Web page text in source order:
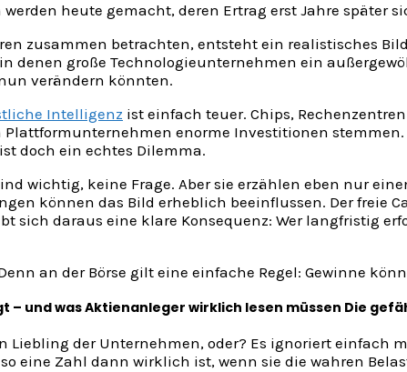
heute gemacht, deren Ertrag erst Jahre später
zusammen betrachten, entsteht ein realistisches
denen große Technologieunternehmen ein
verändern könnten.
Intelligenz ist einfach teuer. Chips,
Plattformunternehmen enorme Investitionen
doch ein echtes Dilemma.
wichtig, keine Frage. Aber sie erzählen eben nur
können das Bild erheblich beeinflussen. Der freie
sich daraus eine klare Konsequenz: Wer langfristig
an der Börse gilt eine einfache Regel: Gewinne
– und was Aktienanleger wirklich lesen müssen Die
Liebling der Unternehmen, oder? Es ignoriert
eine Zahl dann wirklich ist, wenn sie die wahren